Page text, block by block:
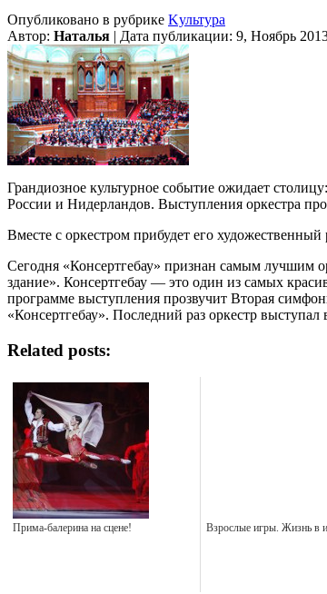
Опубликовано в рубрике Kультура
Автор: Наталья | Дата публикации: 9, Ноябрь
Грандиозное культурное событие ожидает
России и Нидерландов. Выступления оркестра
Вместе с оркестром прибудет его
Сегодня «Консертгебау» признан самым лучшим
здание». Консертгебау — это один из самых
программе выступления прозвучит Вторая
«Консертгебау». Последний раз оркестр выступал
Related posts:
Прима-балерина на сцене! Взрослые игры. Жизнь в